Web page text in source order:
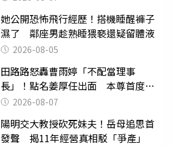
她公開恐怖飛行經歷！搭機睡醒褲子
濕了 鄰座男趁熟睡猥褻還疑留體液
2026-08-05
田路路怒轟曹雨婷「不配當理事
長」！點名姜厚任出面 本尊首度回
應了2026-08-07
陽明交大教授砍死妹夫！岳母追思首
發聲 揭11年經營真相駁「爭產」